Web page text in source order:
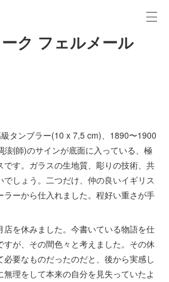
ク フェルメール
タンブラー(10 x 7,5 cm)、1890〜1900
刻師)のサインが底面に入っている、極
です。ガラスの生地質、彫りの技術、共
でしょう。二つだけ、仲の良いイギリス
ラーから仕入れました。程好い重さが手
店を休みました。今書いている物語を仕
すが、その間色々と考えました。その休
要なものだったのだと、後から実感し
無理をして本来の自分を見失っていたよ